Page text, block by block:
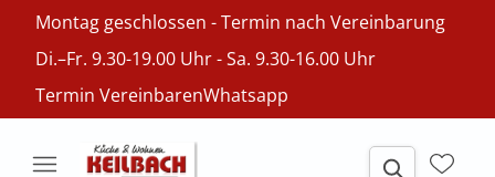
Montag geschlossen - Termin nach Vereinbarung
Di.–Fr. 9.30-19.00 Uhr - Sa. 9.30-16.00 Uhr
Termin VereinbarenWhatsapp